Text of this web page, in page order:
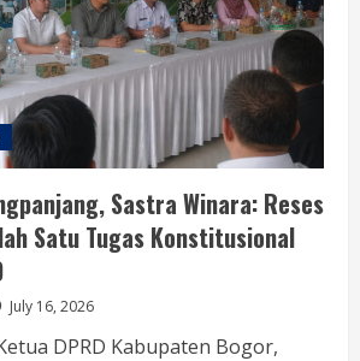
Sastra Winara: Reses
Satu Tugas Konstitusional
July 16, 2026
DPRD Kabupaten Bogor,